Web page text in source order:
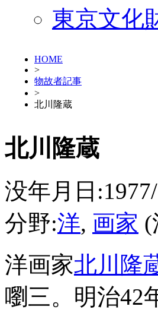
東京文化
HOME
>
物故者記事
>
北川隆蔵
北川隆蔵
没年月日
分野:洋, 画家 (
洋画家北川隆
嚠三。明治42